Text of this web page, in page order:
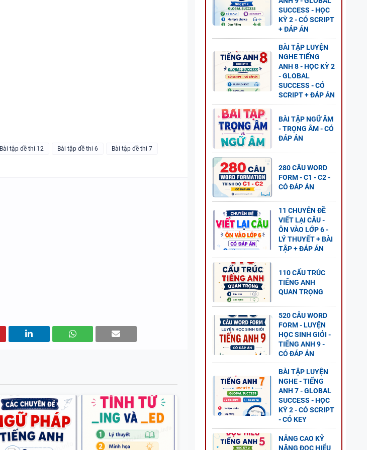
BẢNG WORD FORM - TIẾNG ANH 11
- GLOBAL SUCCESS - HỌC KỲ 1 - CÓ
BẢNG WORD FORM THEO TỪNG
UNIT - TIẾNG ANH 10 - GLOBAL
SUCCESS - HỌC KỲ 1 - CÓ ĐÁP ÁN
Bài tập đề thi 12 Bài tập đề thi 6
Bài tập đề thi 7
SUCCESS - HỌC
KỲ 2 - CÓ SCRIPT
+ ĐÁP ÁN
BÀI TẬP LUYỆN
NGHE TIẾNG
ANH 8 - HỌC KỲ 2
- GLOBAL
SUCCESS - CÓ
SCRIPT + ĐÁP ÁN
BÀI TẬP NGỮ ÂM
- TRỌNG ÂM - CÓ
ĐÁP ÁN
280 CÂU WORD
FORM - C1 - C2 -
CÓ ĐÁP ÁN
11 CHUYÊN ĐỀ
VIẾT LẠI CÂU -
ÔN VÀO LỚP 6 -
LÝ THUYẾT + BÀI
TẬP + ĐÁP ÁN
110 CẤU TRÚC
TIẾNG ANH
QUAN TRỌNG
520 CÂU WORD
FORM - LUYỆN
HỌC SINH GIỎI -
TIẾNG ANH 9 -
CÓ ĐÁP ÁN
BÀI TẬP LUYỆN
NGHE - TIẾNG
ANH 7 - GLOBAL
SUCCESS - HỌC
KỲ 2 - CÓ SCRIPT
- CÓ KEY
NÂNG CAO KỸ
NĂNG ĐỌC HIỂU